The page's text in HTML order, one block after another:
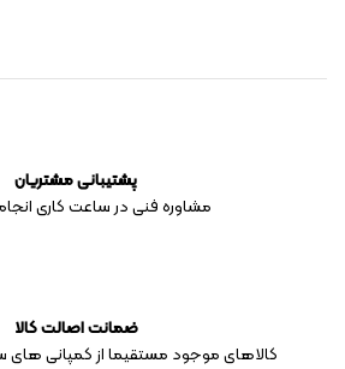
پشتیبانی مشتریان
مشاوره فنی در ساعت کاری
ضمانت اصالت کالا
کالاهای موجود مستقیما از کمپانی های